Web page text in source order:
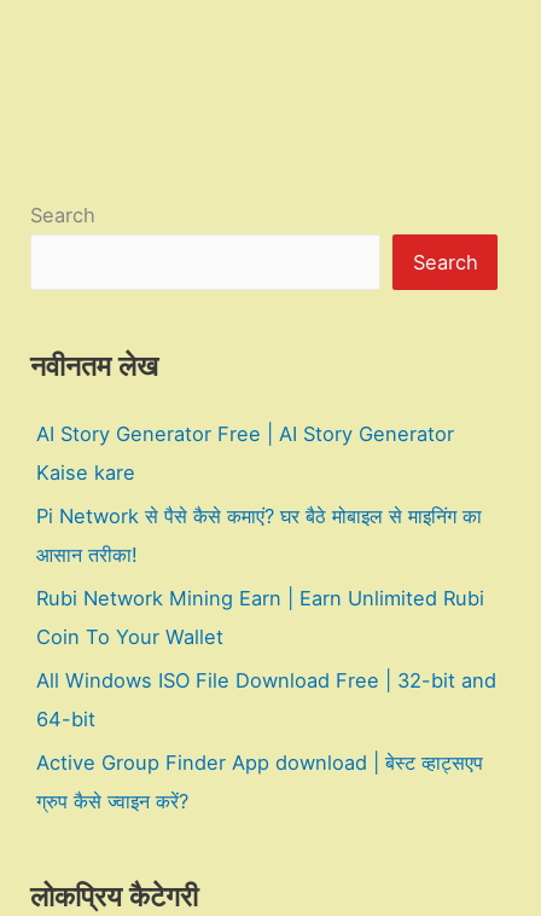
Search
Search
नवीनतम लेख
AI Story Generator Free | AI Story Generator
Kaise kare
Pi Network से पैसे कैसे कमाएं? घर बैठे मोबाइल से माइनिंग का
आसान तरीका!
Rubi Network Mining Earn | Earn Unlimited Rubi
Coin To Your Wallet
All Windows ISO File Download Free | 32-bit and
64-bit
Active Group Finder App download | बेस्ट व्हाट्सएप
ग्रुप कैसे ज्वाइन करें?
लोकप्रिय कैटेगरी